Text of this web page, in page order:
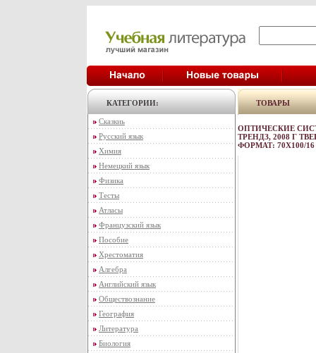
КАТЕГОРИИ:
Сказкиь
Русский язык
Химия
Немецкий язык
Физика
Тесты
Атласы
Французский язык
Пособие
Хрестоматия
Алгебра
Английский язык
Обществознание
География
Литература
Биология
ТОВАРЫ
ОПТИЧЕСКИЕ
ТРЕНДЗ, 2008 Г
ФОРМАТ: 70X100/